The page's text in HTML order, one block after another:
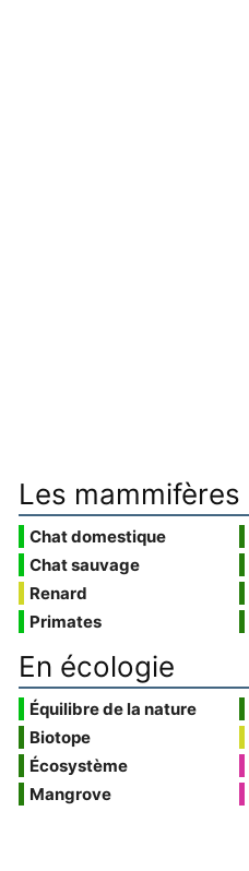
Les mammifères
Chat domestique
Chat sauvage
Renard
Primates
En écologie
Équilibre de la nature
Biotope
Écosystème
Mangrove